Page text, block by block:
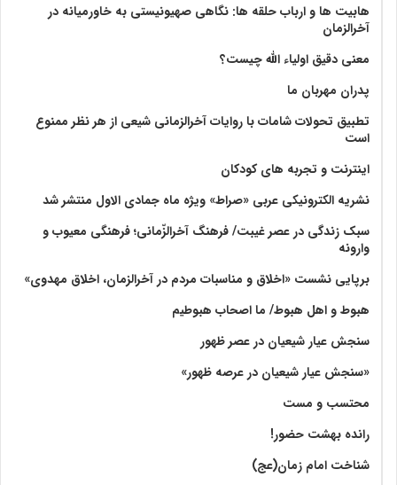
هابیت ها و ارباب حلقه ها: نگاهی صهیونیستی به خاورمیانه در
آخرالزمان
معنی دقیق اولیاء الله چیست؟
پدران مهربان ما
تطبیق تحولات شامات با روایات آخرالزمانی شیعی از هر نظر ممنوع
است
اینترنت و تجربه های کودکان
نشریه الکترونیکی عربی «صراط» ویژه ماه جمادی الاول منتشر شد
سبک زندگی در عصر غیبت/ فرهنگ آخرالزّمانی؛ فرهنگی معیوب و
وارونه
برپایی نشست «اخلاق و مناسبات مردم در آخرالزمان، اخلاق مهدوی»
هبوط و اهل هبوط/ ما اصحاب هبوطیم
سنجش عیار شیعیان در عصر ظهور
«سنجش عیار شیعیان در عرصه ظهور»
محتسب و مست
رانده بهشت‌ حضور!
شناخت امام زمان(عج)